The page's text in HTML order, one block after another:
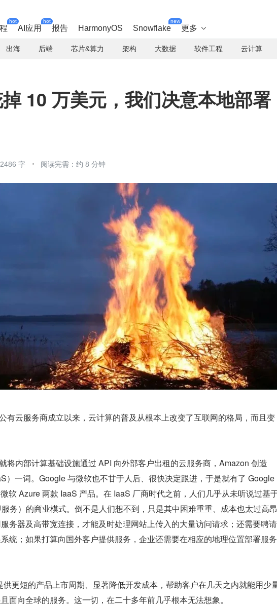
hot
AI应用
hot
报告 HarmonyOS Snowflake
new
更多 
出海 后端 芯片&算力 架构 大数据 软件工程 云计算
10 万美元，我们决意本地部署
字 阅读完需：约 8 分钟
有云服务商成立以来，云计算的普及从根本上改变了互联网的格局，而且变
将内部计算基础设施通过 API 向外部客户出租的云服务商，Amazon 创造
）一词。Google 与微软也不甘于人后、很快决定跟进，于是就有了 Google
软 Azure 两款 IaaS 产品。在 IaaS 厂商时代之前，人们几乎从未听说过基
务）的商业模式。倒不是人们想不到，只是其中困难重重、成本也太过高昂
器及高带宽连接，才能及时处理网站上传入的大量访问请求；还需要聘请
统；如果打算向国外客户提供服务，企业还需要在相应的地理位置部署服务
更短的产品上市周期、显著降低开发成本，帮助客户在几天之内就能用少
面向全球的服务。这一切，在二十多年前几乎根本无法想象。